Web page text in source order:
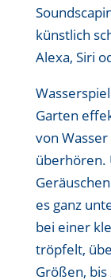
künstlich
Alexa, Siri
Garten
von
überhören.
es ganz
bei einer
tröpfelt,
Größen,